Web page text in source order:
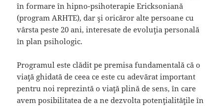
în formare în hipno-psihoterapie Ericksoniană
(program ARHTE), dar şi oricăror alte persoane cu
vârsta peste 20 ani, interesate de evoluţia personală
în plan psihologic.
Programul este clădit pe premisa fundamentală că o
viaţă ghidată de ceea ce este cu adevărat important
pentru noi reprezintă o viaţă plină de sens, în care
avem posibilitatea de a ne dezvolta potenţialităţile în